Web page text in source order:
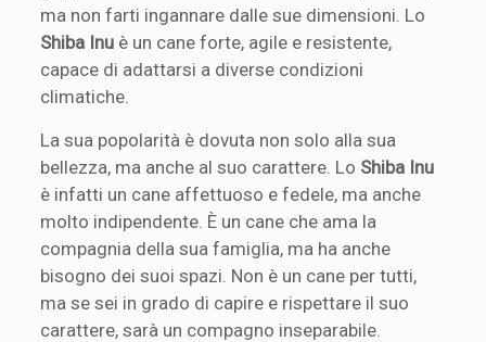
ma non farti ingannare dalle sue dimensioni. Lo
Shiba Inu è un cane forte, agile e resistente,
capace di adattarsi a diverse condizioni
climatiche.
La sua popolarità è dovuta non solo alla sua
bellezza, ma anche al suo carattere. Lo Shiba Inu
è infatti un cane affettuoso e fedele, ma anche
molto indipendente. È un cane che ama la
compagnia della sua famiglia, ma ha anche
bisogno dei suoi spazi. Non è un cane per tutti,
ma se sei in grado di capire e rispettare il suo
carattere, sarà un compagno inseparabile.